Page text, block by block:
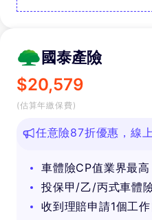
國泰產險
$20,579
(估算年繳保費)
任意險87折優惠，線
車體險CP值業界最高
投保甲/乙/丙式車體
收到理賠申請1個工